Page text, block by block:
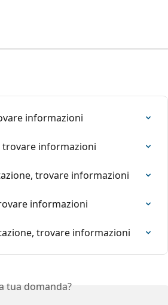
informazioni
trovare informazioni
trovare informazioni
informazioni
trovare informazioni
tua domanda?